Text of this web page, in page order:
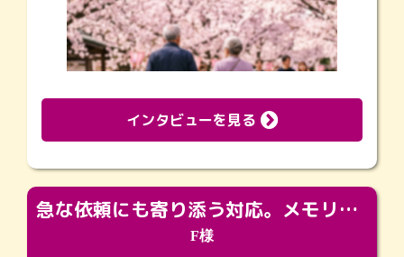
インタビューを見る
急な依頼にも寄り添う対応。メモリアルコーナーで振り返る大切な日々
F様